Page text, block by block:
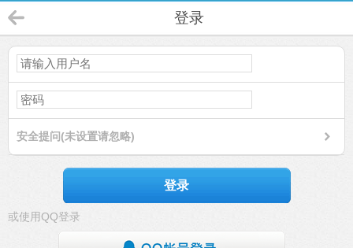
登录
安全提问(未设置请忽略)
登录
或使用QQ登录